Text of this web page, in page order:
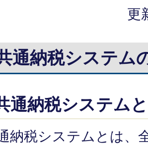
更
通納税システム
通納税システム
納税システムとは、